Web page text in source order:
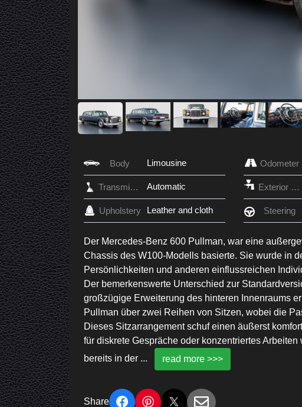
Body Limousine Odometer
Transmission Automatic Exterior Color
Upholstery Leather and cloth Steering
Der Mercedes-Benz 600 Pullman, war eine
Chassis des W100-Modells basierte. Sie wurde in
Persönlichkeiten und anderen einflussreichen
Der bemerkenswerte Unterschied zur
großzügige Erweiterung des hinteren Innenraums
Pullman über zwei Reihen von Sitzen, wobei die
Dieses Sitzarrangement schuf einen äußerst
für diskrete Gespräche oder konzentriertes
bereits in der ... read more >>>
Share